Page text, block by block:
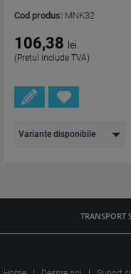
Cod produs: MNK32
106,38 lei
(Pretul include TVA)
Variante disponibile
TRANSPORT